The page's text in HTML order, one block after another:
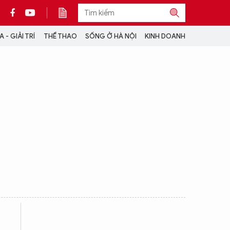
- GIẢI TRÍ THỂ THAO SỐNG Ở HÀ NỘI KINH DOANH